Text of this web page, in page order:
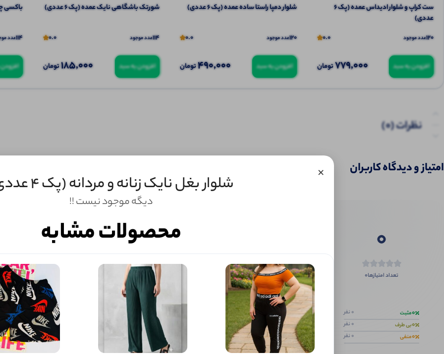
ست کراپ و شلوار ادیداس عمده (پک 6
عددی)
120عدد موجود 0.0
افزودن به سبد 779,000تومان
شلوار دمپا راستا ساده عمده (پک 6 عددی)
120عدد موجود 0.0
افزودن به سبد 490,000تومان
شورتک باشگاهی نایک عمده (پک 6 عددی)
114عدد موجود 0.0
افزودن به سبد 185,000تومان
باکسی
114عدد
نظرات (0)
امتیاز و دیدگاه کاربران
0
تعداد امتیازها0
0مثبت 0 نفر
0بی طرف 0 نفر
0منفی 0 نفر
به‌عنوان کاربر
شما هم می‌توانید در مورد این کالا نظر دهید.
اگر این محصول را قبلا خریده باشید، دیدگاه شما به عنوان خریدار ثبت خواهد شد. همچنین در صورت
تمایل می‌توانید به صورت ناشناس نیز دیدگاه خود را ثبت کنید.
× شلوار بغل نایک زنانه و مردانه (پک 4 عددی)
دیگه موجود نیست !!
محصولات مشابه